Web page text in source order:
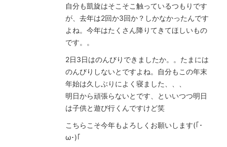
自分も凱旋はそこそこ触っているつもりです
が、去年は2回か3回か？しかなかったんです
よね。今年はたくさん降りてきてほしいもの
です。。
2日3日はのんびりできましたか。。たまには
のんびりしないとですよね。自分もこの年末
年始は久しぶりによく寝ました、、、
明日から頑張らないとです、といいつつ明日
は子供と遊び行くんですけど笑
こちらこそ今年もよろしくお願いします(｢･
ω･)｢